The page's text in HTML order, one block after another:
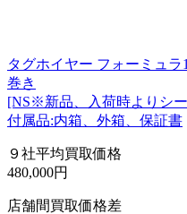
タグホイヤー フォーミュラ
巻き
[NS※新品、入荷時よりシ
付属品:内箱、外箱、保証書
９社平均買取価格
480,000円
店舗間買取価格差